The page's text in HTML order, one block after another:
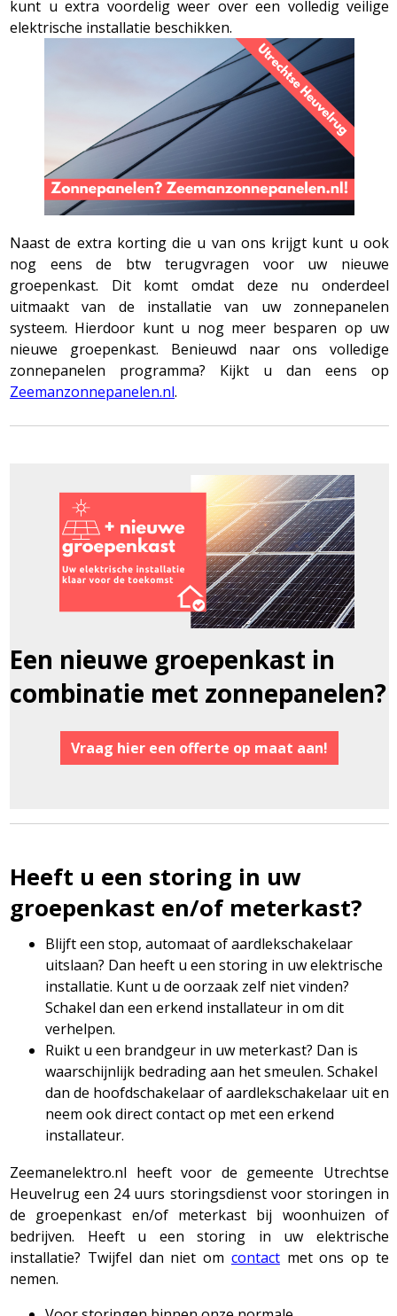
kunt u extra voordelig weer over een volledig veilige
elektrische installatie beschikken.
Naast de extra korting die u van ons krijgt kunt u ook
nog eens de btw terugvragen voor uw nieuwe
groepenkast. Dit komt omdat deze nu onderdeel
uitmaakt van de installatie van uw zonnepanelen
systeem. Hierdoor kunt u nog meer besparen op uw
nieuwe groepenkast. Benieuwd naar ons volledige
zonnepanelen programma? Kijkt u dan eens op
Zeemanzonnepanelen.nl.
Een nieuwe groepenkast in
combinatie met zonnepanelen?
Vraag hier een offerte op maat aan!
Heeft u een storing in uw
groepenkast en/of meterkast?
Blijft een stop, automaat of aardlekschakelaar
uitslaan? Dan heeft u een storing in uw elektrische
installatie. Kunt u de oorzaak zelf niet vinden?
Schakel dan een erkend installateur in om dit
verhelpen.
Ruikt u een brandgeur in uw meterkast? Dan is
waarschijnlijk bedrading aan het smeulen. Schakel
dan de hoofdschakelaar of aardlekschakelaar uit en
neem ook direct contact op met een erkend
installateur.
Zeemanelektro.nl heeft voor de gemeente Utrechtse
Heuvelrug een 24 uurs storingsdienst voor storingen in
de groepenkast en/of meterkast bij woonhuizen of
bedrijven. Heeft u een storing in uw elektrische
installatie? Twijfel dan niet om contactmet ons op te
nemen.